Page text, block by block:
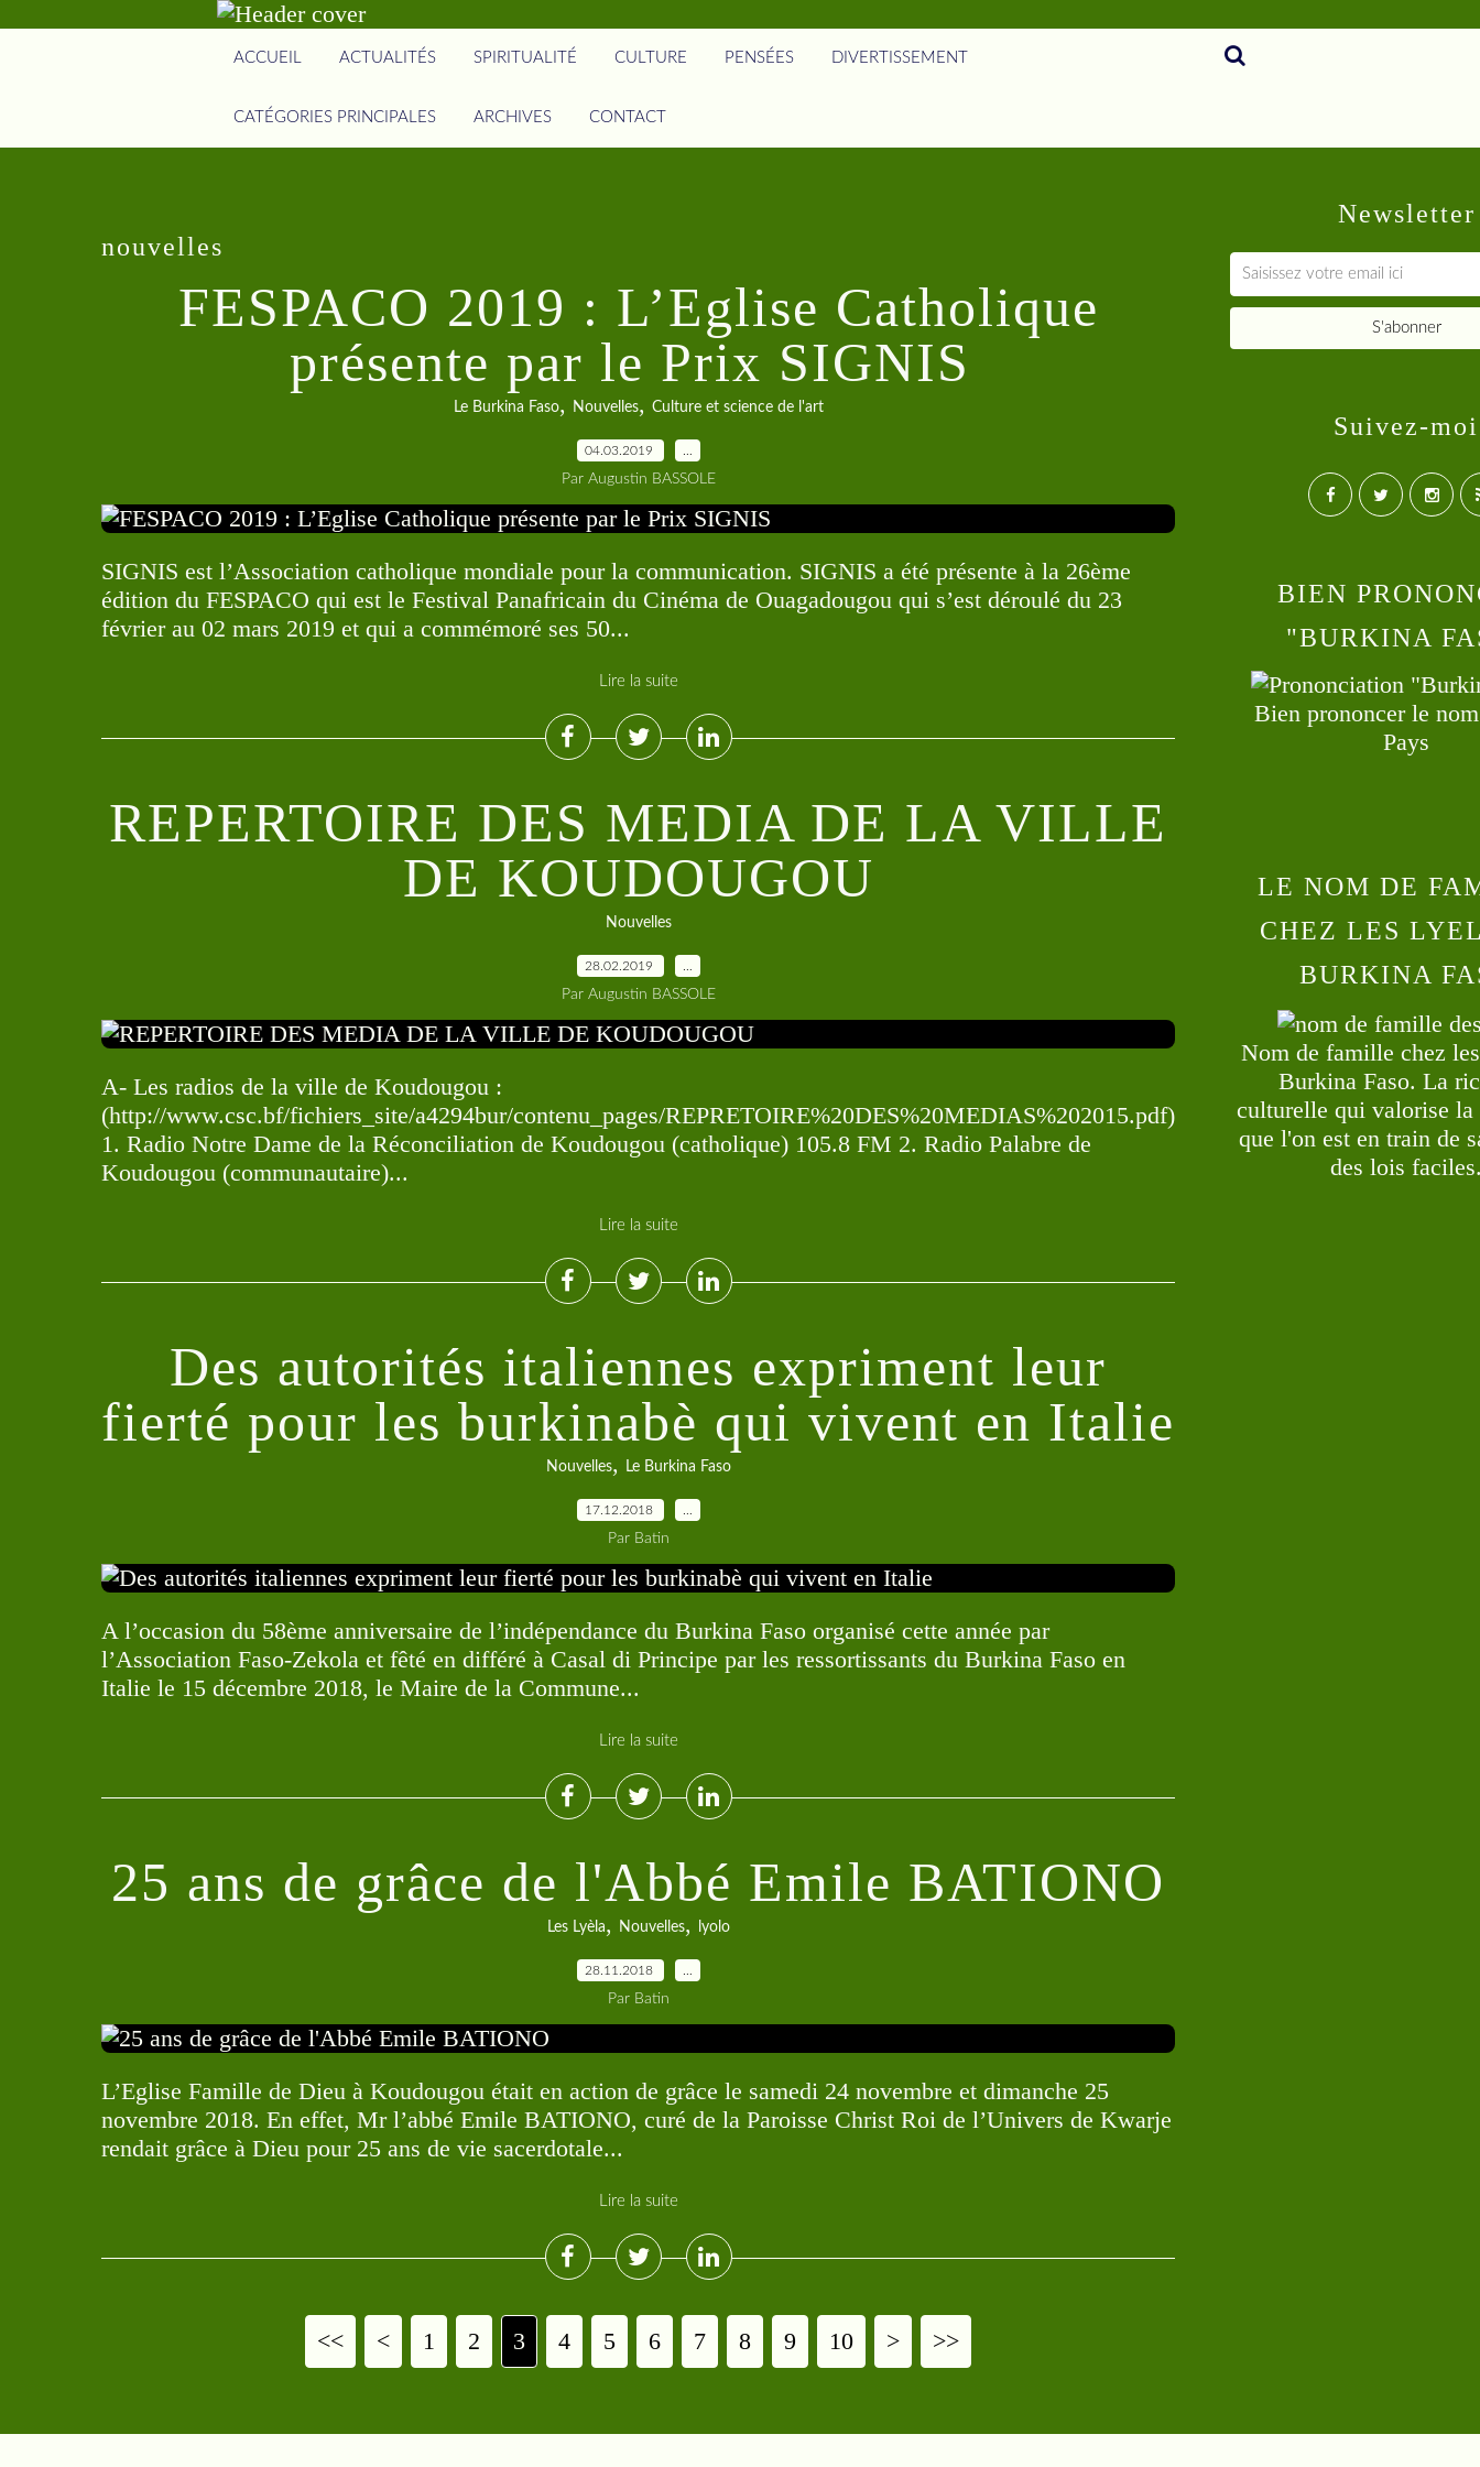
ACCUEIL ACTUALITÉS SPIRITUALITÉ CULTURE PENSÉES DIVERTISSEMENT
CATÉGORIES PRINCIPALES ARCHIVES CONTACT
nouvelles
FESPACO 2019 : L’Eglise Catholique
présente par le Prix SIGNIS
Le Burkina Faso, Nouvelles, Culture et science de l'art
04.03.2019
Par Augustin BASSOLE
SIGNIS est l’Association catholique mondiale pour la communication. SIGNIS a été présente à la 26ème
édition du FESPACO qui est le Festival Panafricain du Cinéma de Ouagadougou qui s’est déroulé du 23
février au 02 mars 2019 et qui a commémoré ses 50...
Lire la suite
REPERTOIRE DES MEDIA DE LA VILLE
DE KOUDOUGOU
Nouvelles
28.02.2019
Par Augustin BASSOLE
A- Les radios de la ville de Koudougou :
(http://www.csc.bf/fichiers_site/a4294bur/contenu_pages/REPRETOIRE%20DES%20MEDIAS%202015.pdf)
1. Radio Notre Dame de la Réconciliation de Koudougou (catholique) 105.8 FM 2. Radio Palabre de
Koudougou (communautaire)...
Lire la suite
Des autorités italiennes expriment leur
fierté pour les burkinabè qui vivent en Italie
Nouvelles, Le Burkina Faso
17.12.2018
Par Batin
A l’occasion du 58ème anniversaire de l’indépendance du Burkina Faso organisé cette année par
l’Association Faso-Zekola et fêté en différé à Casal di Principe par les ressortissants du Burkina Faso en
Italie le 15 décembre 2018, le Maire de la Commune...
Lire la suite
25 ans de grâce de l'Abbé Emile BATIONO
Les Lyèla, Nouvelles, lyolo
28.11.2018
Par Batin
L’Eglise Famille de Dieu à Koudougou était en action de grâce le samedi 24 novembre et dimanche 25
novembre 2018. En effet, Mr l’abbé Emile BATIONO, curé de la Paroisse Christ Roi de l’Univers de Kwarje
rendait grâce à Dieu pour 25 ans de vie sacerdotale...
Lire la suite
<< < 1 2 3 4 5 6 7 8 9 10 20
30
> >>
Newsletter
Suivez-moi
BIEN
"BURKINA
Bien prononcer le
Pays
LE NOM DE
CHEZ LES
BURKINA
Nom de famille chez
Burkina Faso. La
culturelle qui valorise la
que l'on est en train de
des lois